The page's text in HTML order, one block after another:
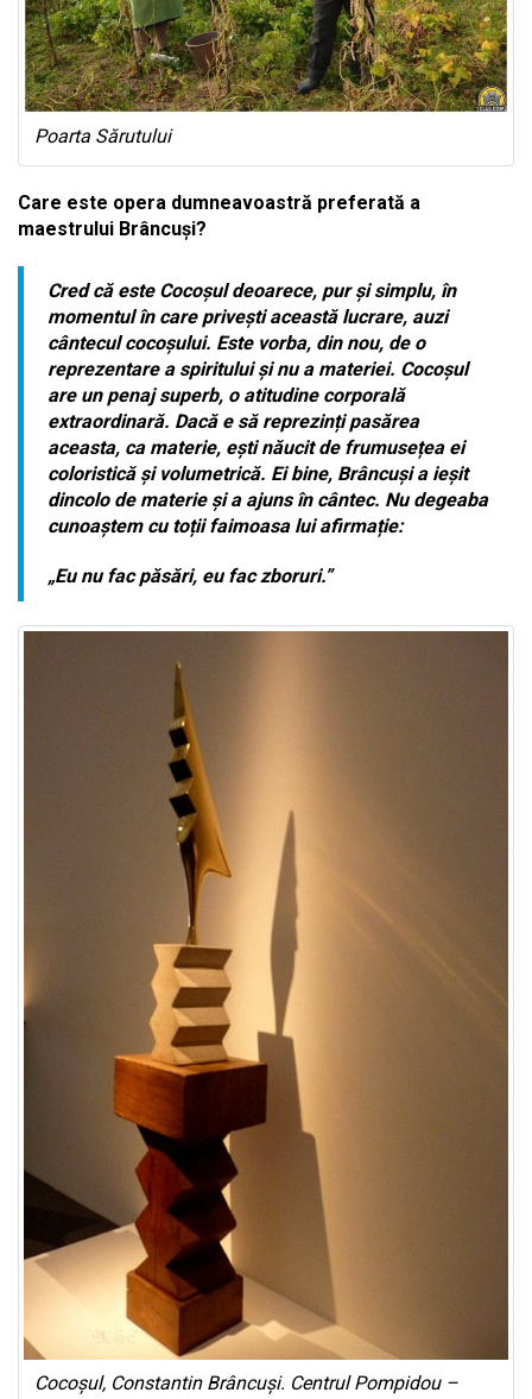
Poarta Sărutului
Care este opera dumneavoastră preferată a
maestrului Brâncuși?
Cred că este Cocoșuldeoarece, pur și simplu, în
momentul în care privești această lucrare, auzi
cântecul cocoșului. Este vorba, din nou, de o
reprezentare a spiritului și nu a materiei. Cocoșul
are un penaj superb, o atitudine corporală
extraordinară. Dacă e să reprezinți pasărea
aceasta, ca materie, ești năucit de frumusețea ei
coloristică și volumetrică. Ei bine, Brâncuși a ieșit
dincolo de materie și a ajuns în cântec. Nu degeaba
cunoaștem cu toții faimoasa lui afirmație:
„Eu nu fac păsări, eu fac zboruri.”
Cocoșul, Constantin Brâncuși. Centrul Pompidou –